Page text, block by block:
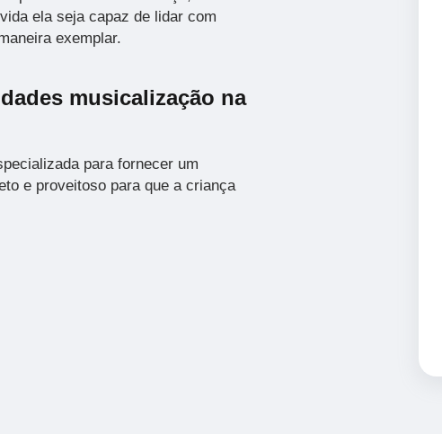
ela seja capaz de lidar com
exemplar.
musicalização na
para fornecer um
e proveitoso para que a criança